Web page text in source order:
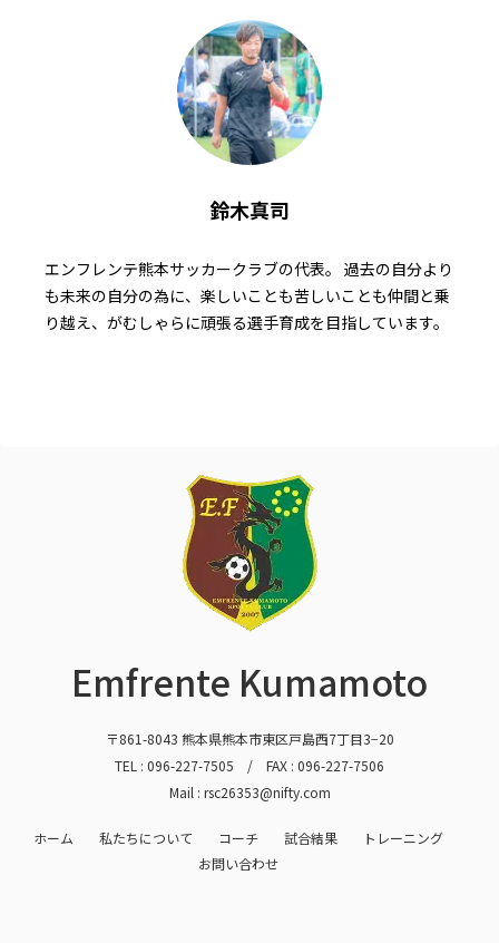
鈴木真司
エンフレンテ熊本サッカークラブの代表。 過去の自分より
も未来の自分の為に、楽しいことも苦しいことも仲間と乗
り越え、がむしゃらに頑張る選手育成を目指しています。
Emfrente Kumamoto
〒861-8043 熊本県熊本市東区戸島西7丁目3−20
TEL : 096-227-7505 / FAX : 096-227-7506
Mail : rsc26353@nifty.com
ホーム 私たちについて コーチ 試合結果
トレーニング
お問い合わせ